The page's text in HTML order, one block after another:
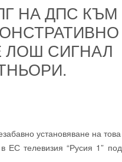
НА ДПС КЪМ
ЛОШ СИГНАЛ
установяване на това
ЕС телевизия “Русия 1”